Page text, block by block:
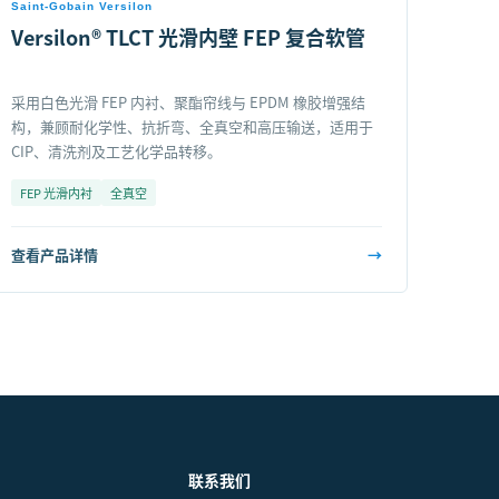
Saint-Gobain Versilon
Versilon® TLCT 光滑内壁 FEP 复合软管
采用白色光滑 FEP 内衬、聚酯帘线与 EPDM 橡胶增强结
构，兼顾耐化学性、抗折弯、全真空和高压输送，适用于
CIP、清洗剂及工艺化学品转移。
FEP 光滑内衬 全真空
查看产品详情 →
联系我们